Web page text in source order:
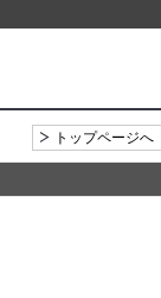
トップページへ